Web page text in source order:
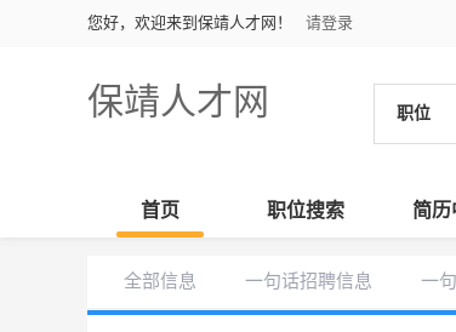
您好，欢迎来到保靖人才网！ 请登录
保靖人才网 职位
首页 职位搜索 简历
全部信息 一句话招聘信息 一